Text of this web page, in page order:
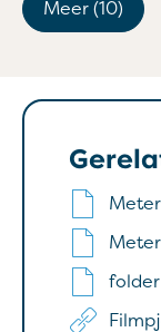
Meer (10)